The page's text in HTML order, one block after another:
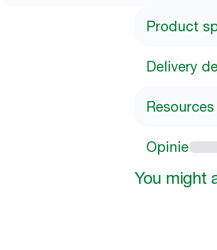
Product
Delivery
Resources
Opinie
You might